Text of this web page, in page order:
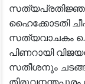
സത്യപ്രതിജ്ഞ
ഹൈക്കോടതി
സത്യവാചകം
പിണറായി
സതീശനും